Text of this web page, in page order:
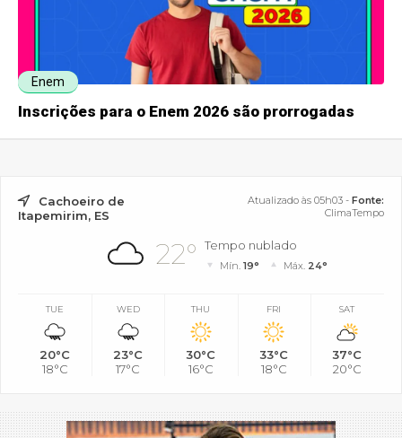
Enem
Inscrições para o Enem 2026 são prorrogadas
Cachoeiro de
Itapemirim, ES
Atualizado às 05h03 - Fonte:
ClimaTempo
22° Tempo nublado
Mín.19° Máx. 24°
TUE
20°C
18°C
WED
23°C
17°C
THU
30°C
16°C
FRI
33°C
18°C
SAT
37°C
20°C